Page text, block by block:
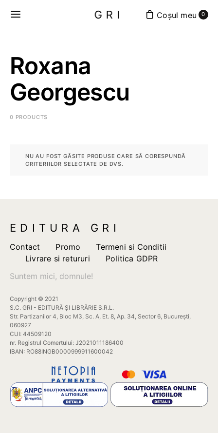
GRI 0
Roxana
Georgescu
0 PRODUCTS
NU AU FOST GĂSITE PRODUSE CARE SĂ CORESPUNDĂ
CRITERIILOR SELECTATE DE DVS.
EDITURA GRI
Contact Promo
Termeni si Conditii
Livrare si retururi
Politica GDPR
Suntem mici, domnule!
Copyright © 2021
S.C. GRI - EDITURĂ ȘI LIBRĂRIE S.R.L.
Str. Partizanilor 4, Bloc M3, Sc. A, Et. 8, Ap. 34, Sector 6, București,
060927
CUI: 44509120
nr. Registrul Comertului: J2021011186400
IBAN: RO88INGB0000999911600042